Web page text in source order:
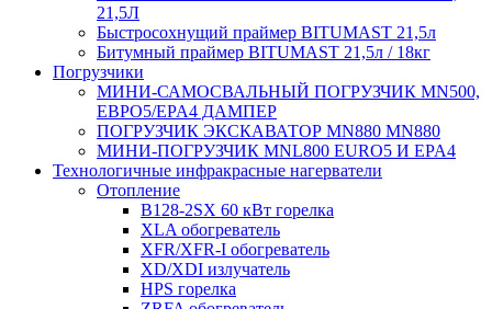
21,5Л
Быстросохнущий праймер BITUMAST 21,5л
Битумный праймер BITUMAST 21,5л / 18кг
Погрузчики
МИНИ-САМОСВАЛЬНЫЙ ПОГРУЗЧИК MN500,
ЕВРО5/EPA4 ДАМПЕР
ПОГРУЗЧИК ЭКСКАВАТОР MN880 MN880
МИНИ-ПОГРУЗЧИК MNL800 EURO5 И EPA4
Технологичные инфракрасные нагерватели
Отопление
B128-2SX 60 кВт горелка
XLA обогреватель
XFR/XFR-I обогреватель
XD/XDI излучатель
HPS горелка